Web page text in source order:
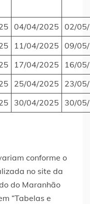
04/04/2025 02/
11/04/2025 09/
17/04/2025
16/
25/04/2025
23/
30/04/2025 30/
conforme o
no site da
do Maranhão
“Tabelas e